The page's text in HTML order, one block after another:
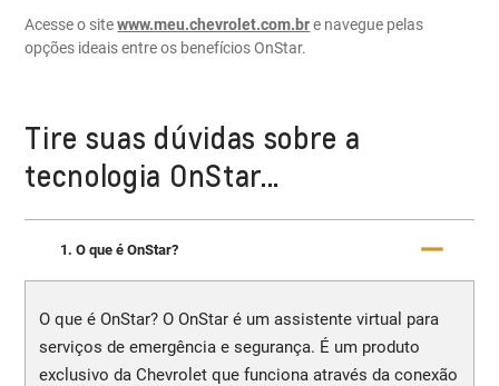
Acesse o sitewww.meu.chevrolet.com.bre navegue pelas
opções ideais entre os benefícios OnStar.
Tire suas dúvidas sobre a
tecnologia OnStar...
1. O que é OnStar?
O que é OnStar? O OnStar é um assistente virtual para
serviços de emergência e segurança. É um produto
exclusivo da Chevrolet que funciona através da conexão